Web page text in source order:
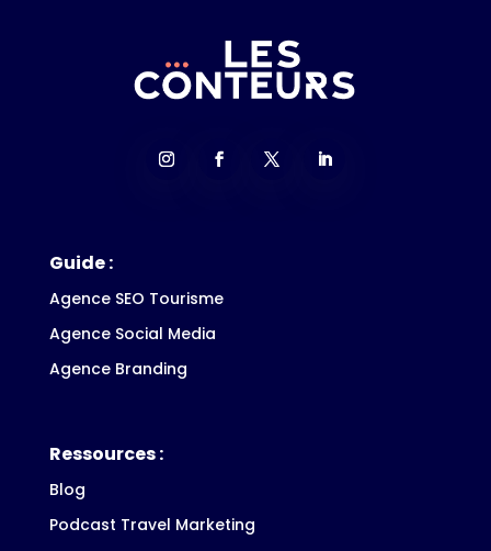
Guide :
Agence SEO Tourisme
Agence Social Media
Agence Branding
Ressources :
Blog
Podcast Travel Marketing